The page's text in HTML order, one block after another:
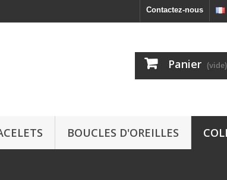
Contactez-nous
Panier (vide)
BOUCLES D'OREILLES